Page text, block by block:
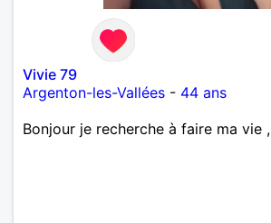
Vivie 79
Argenton-les-Vallées - 44 ans
Bonjour je recherche à faire ma vie ,